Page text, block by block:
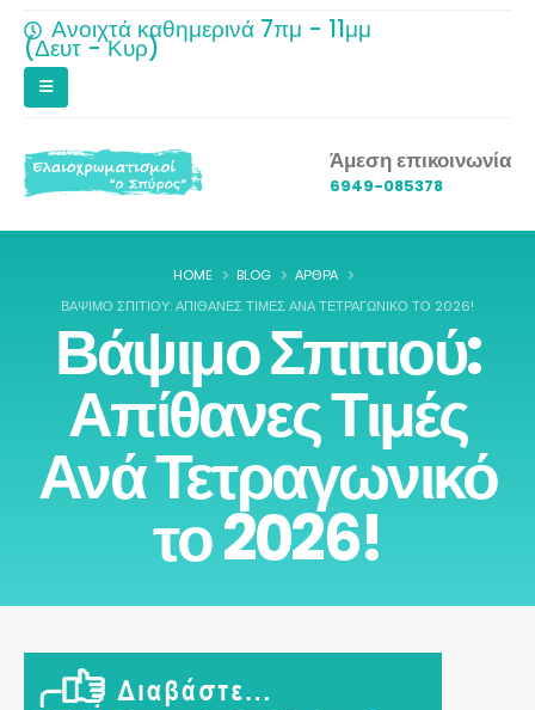
Ανοιχτά καθημερινά 7πμ - 11μμ
(Δευτ - Κυρ)
Άμεση επικοινωνία
6949-085378
HOME BLOG
ΆΡΘΡΑ
ΒΆΨΙΜΟ ΣΠΙΤΙΟΎ: ΑΠΊΘΑΝΕΣ ΤΙΜΈΣ ΑΝΆ ΤΕΤΡΑΓΩΝΙΚΌ ΤΟ 2026!
Βάψιμο Σπιτιού:
Απίθανες Τιμές
Ανά Τετραγωνικό
το 2026!